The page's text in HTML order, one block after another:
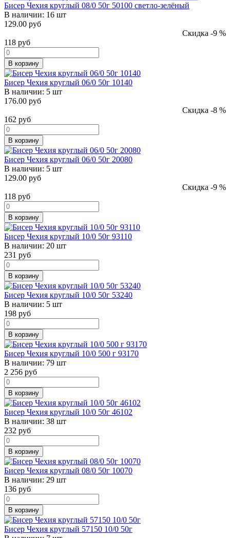
Бисер Чехия круглый 08/0 50г 50100 светло-зелёный
В наличии: 16 шт
129.00 руб
Скидка -9 %
118 руб
В корзину
Бисер Чехия круглый 06/0 50г 10140
В наличии: 5 шт
176.00 руб
Скидка -8 %
162 руб
В корзину
Бисер Чехия круглый 06/0 50г 20080
В наличии: 5 шт
129.00 руб
Скидка -9 %
118 руб
В корзину
Бисер Чехия круглый 10/0 50г 93110
В наличии: 20 шт
231 руб
В корзину
Бисер Чехия круглый 10/0 50г 53240
В наличии: 5 шт
198 руб
В корзину
Бисер Чехия круглый 10/0 500 г 93170
В наличии: 79 шт
2 256 руб
В корзину
Бисер Чехия круглый 10/0 50г 46102
В наличии: 38 шт
232 руб
В корзину
Бисер Чехия круглый 08/0 50г 10070
В наличии: 29 шт
136 руб
В корзину
Бисер Чехия круглый 57150 10/0 50г